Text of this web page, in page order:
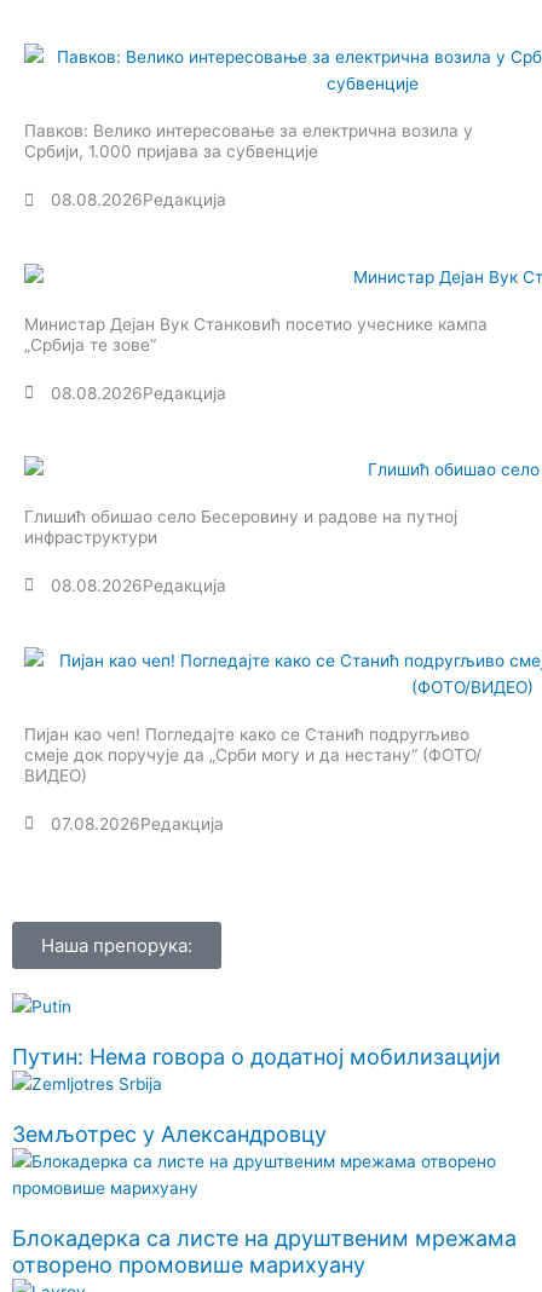
Павков: Велико интересовање за електрична возила у
Србији, 1.000 пријава за субвенције
08.08.2026Редакција
Министар Дејан Вук Станковић посетио учеснике кампа
„Србија те зове“
08.08.2026Редакција
Глишић обишао село Бесеровину и радове на путној
инфраструктури
08.08.2026Редакција
Пијан као чеп! Погледајте како се Станић подругљиво
смеје док поручује да „Срби могу и да нестану“ (ФОТО/
ВИДЕО)
07.08.2026Редакција
Наша препорука:
Путин: Нема говора о додатној мобилизацији
Земљотрес у Александровцу
Блокадерка са листе на друштвеним мрежама
отворено промовише марихуану